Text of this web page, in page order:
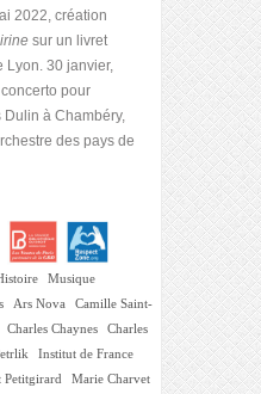
2022, création
sur un livret
Lyon. 30 janvier,
pour
à Chambéry,
des pays de
Musique
Ars Nova
Camille Saint-
Charles Chaynes
Charles
Institut de France
Petitgirard
Marie Charvet